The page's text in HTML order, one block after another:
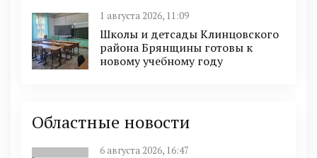
1 августа 2026, 11:09
Школы и детсады Клинцовского
района Брянщины готовы к
новому учебному году
Областные новости
6 августа 2026, 16:47